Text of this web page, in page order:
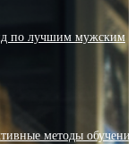
по лучшим мужским
методы